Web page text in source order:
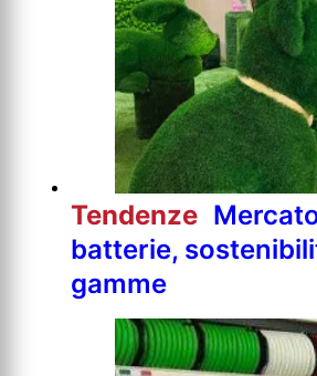
Tendenze
batterie,
gamme